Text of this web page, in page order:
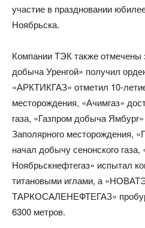
участие в праздновании
Ноябрьска.
Компании ТЭК также отмечены
добыча Уренгой» получил
«АРКТИКГАЗ» отметил 10-
месторождения, «Ачимгаз»
газа, «Газпром добыча
Заполярного месторождения,
начал добычу сенонского
Ноябрьскнефтегаз» испытал
титановыми иглами, а
ТАРКОСАЛЕНЕФТЕГАЗ»
6300 метров.